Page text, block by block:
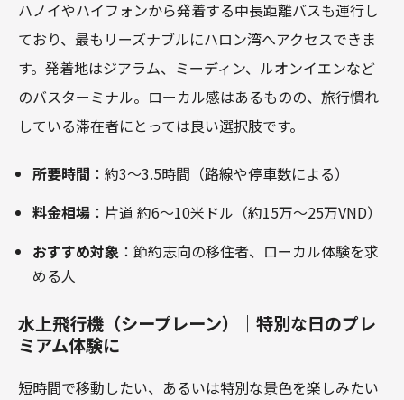
ハノイやハイフォンから発着する中長距離バスも運行し
ており、最もリーズナブルにハロン湾へアクセスできま
す。発着地はジアラム、ミーディン、ルオンイエンなど
のバスターミナル。ローカル感はあるものの、旅行慣れ
している滞在者にとっては良い選択肢です。
所要時間 ：約3～3.5時間（路線や停車数による）
料金相場 ：片道 約6～10米ドル（約15万～25万VND）
おすすめ対象 ：節約志向の移住者、ローカル体験を求
める人
水上飛行機（シープレーン）｜特別な日のプレ
ミアム体験に
短時間で移動したい、あるいは特別な景色を楽しみたい